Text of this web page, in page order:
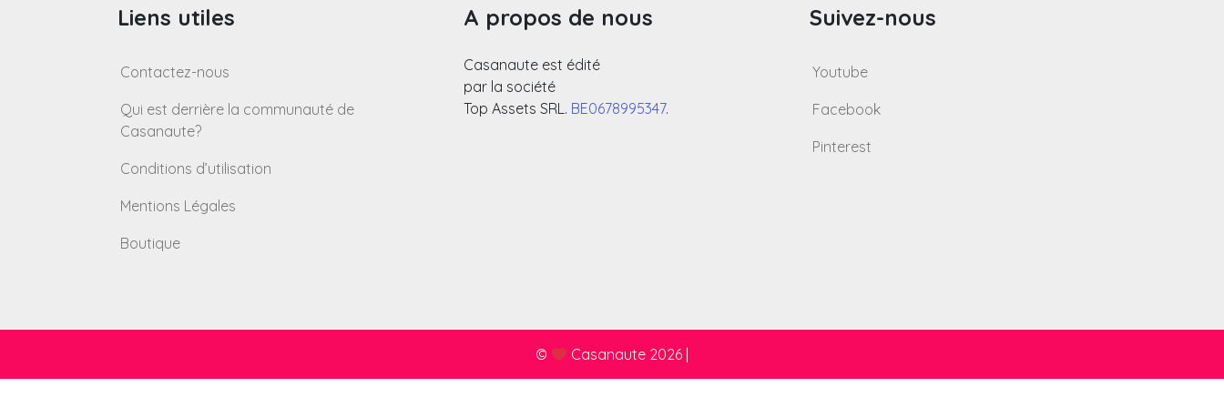
Liens utiles
Contactez-nous
Qui est derrière la communauté de
Casanaute?
Conditions d’utilisation
Mentions Légales
Boutique
A propos de nous
Casanaute est édité
par la société
Top Assets SRL. BE0678995347.
Suivez-nous
Youtube
Facebook
Pinterest
© Casanaute 2026 |